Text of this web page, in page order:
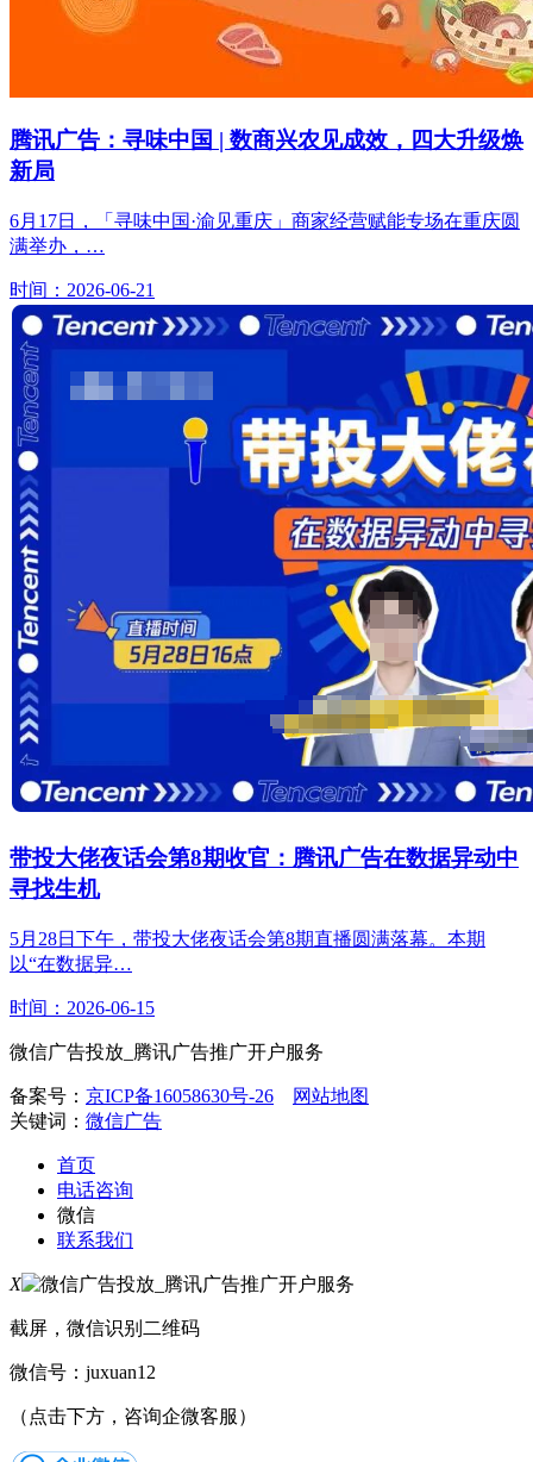
腾讯广告：寻味中国 | 数商兴农见成效，四大升级焕
新局
6月17日，「寻味中国·渝见重庆」商家经营赋能专场在重庆圆
满举办，…
时间：2026-06-21
带投大佬夜话会第8期收官：腾讯广告在数据异动中
寻找生机
5月28日下午，带投大佬夜话会第8期直播圆满落幕。本期
以“在数据异…
时间：2026-06-15
微信广告投放_腾讯广告推广开户服务
备案号： 京ICP备16058630号-26
网站地图
关键词： 微信广告
首页
电话咨询
微信
联系我们
X
截屏，微信识别二维码
微信号： juxuan12
（点击下方，咨询企微客服）